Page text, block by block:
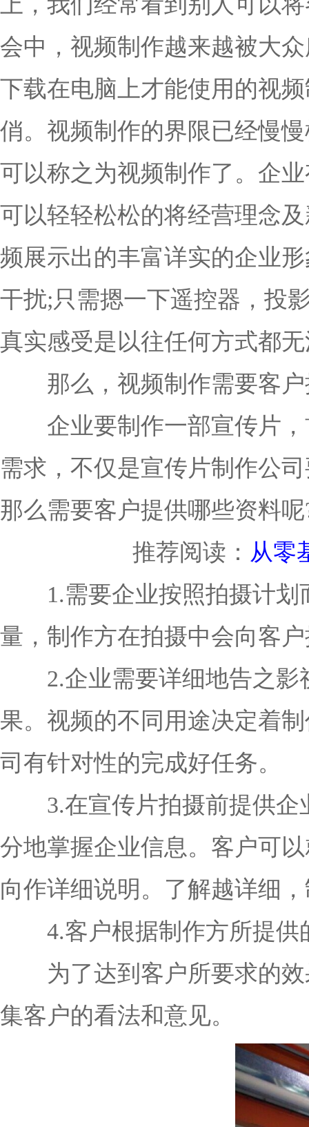
会中，视频制作越来越被大
下载在电脑上才能使用的视
俏。视频制作的界限已经慢
可以称之为视频制作了。企
可以轻轻松松的将经营理念
频展示出的丰富详实的企业
干扰;只需摁一下遥控器，投
真实感受是以往任何方式都
那么，视频制作需要客户
企业要制作一部宣传片，
需求，不仅是宣传片制作公
那么需要客户提供哪些资料
推荐阅读： 从零
1.需要企业按照拍摄计划
量，制作方在拍摄中会向客
2.企业需要详细地告之影
果。视频的不同用途决定着
司有针对性的完成好任务。
3.在宣传片拍摄前提供企
分地掌握企业信息。客户可
向作详细说明。了解越详细
4.客户根据制作方所提供
为了达到客户所要求的效
集客户的看法和意见。